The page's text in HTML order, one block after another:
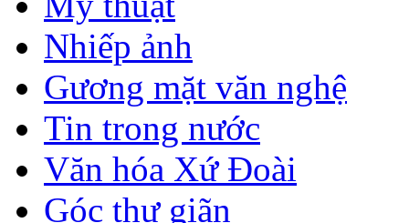
Nhiếp ảnh
Gương mặt văn nghệ
Tin trong nước
Văn hóa Xứ Đoài
Góc thư giãn